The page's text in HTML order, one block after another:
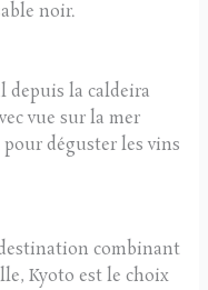
noir.
depuis la caldeira
vue sur la mer
déguster les vins
destination combinant
Kyoto est le choix